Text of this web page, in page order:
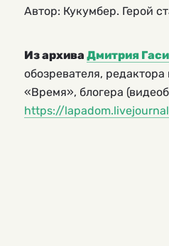
Автор: Кукумбер. Герой
Из архива Дмитрия
обозревателя, редактора
«Время», блогера
https://